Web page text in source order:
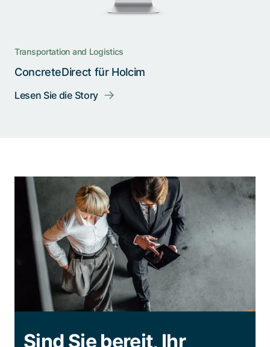
Transportation and Logistics
ConcreteDirect für Holcim
Lesen Sie die Story
Sind Sie bereit, Ihr